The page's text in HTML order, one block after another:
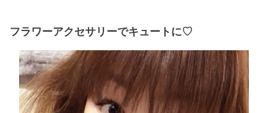
フラワーアクセサリーでキュートに♡